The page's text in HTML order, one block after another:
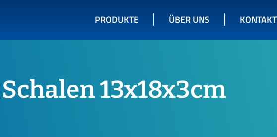
PRODUKTE ÜBER UNS KONTAKT
13x18x3cm